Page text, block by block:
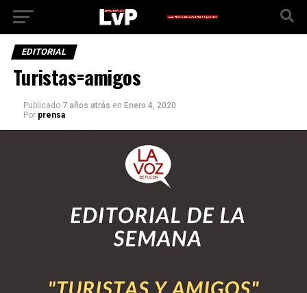
EDITORIAL
Turistas=amigos
Publicado 7 años atrás en Enero 4, 2020
Por prensa